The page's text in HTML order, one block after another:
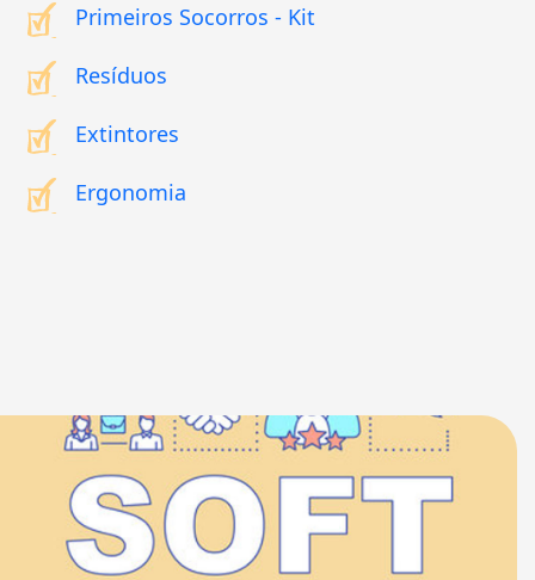
Primeiros Socorros - Kit
Resíduos
Extintores
Ergonomia